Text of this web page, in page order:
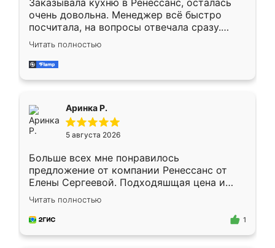
Заказывала кухню в Ренессанс, осталась
очень довольна. Менеджер всё быстро
посчитала, на вопросы отвечала сразу.
Замерщик приехал в субботу, подошёл к
делу со всей ответственностью. Собрали
за день, ребята работали аккуратно, даже
Читать полностью
Аринка Р.
5 августа 2026
Больше всех мне понравилось
предложение от компании Ренессанс от
Елены Сергеевой. Подходяшщая цена и
короткие сроки изготовления. Приехавший
для замера сотрудник Владислав
предложил по моему эскизу самый
Читать полностью
1